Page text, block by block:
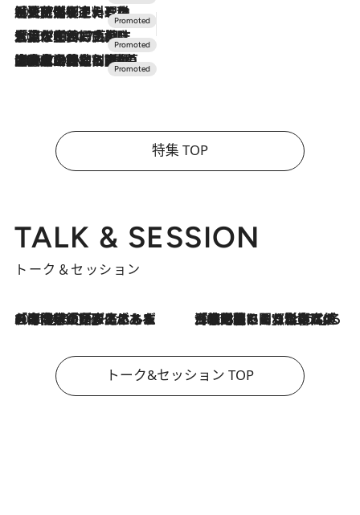
2026.7.24
【夏限定ディナーコース】旬を迎える稚鮎や花ズッキーニなどをイタリア・トスカーナの郷土料理の手法で満喫！
2026.7.17
「土佐和ハーブかき氷」がOMO7高知に登場！生姜、山椒、大葉など目にも舌にも涼を呼ぶ郷土の味
2026.7.10
NEW OPEN！【界 草津】名湯の地に誕生。趣の異なる2種の温泉と上州ならではの会席・蕎麦割烹など美食を味わう究極の癒やし旅
特集 TOP
TALK & SESSION
トーク＆セッション
2026.8.3
「今後値上げがあるとすれば…」「リスクがあるのは今年の冬」エネルギー専門家が語る、ホルムズ海峡封鎖が家庭にもたらす“ある心配” 2026.8.3
「住宅建てられない…」「サーチャージ料の高値が続いている」ホルムズ海峡封鎖による影響はいつまで続く？《エネルギー専門家に聞く“どうなる日本の暮らし”》
トーク&セッション TOP